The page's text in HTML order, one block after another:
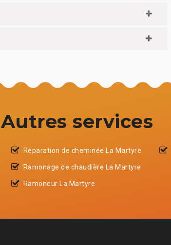
Autres services
Réparation de cheminée La Martyre
Ramonage de chaudière La Martyre
Ramoneur La Martyre